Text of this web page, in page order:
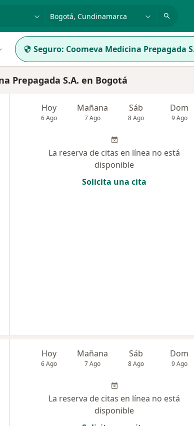
o nombre
p. ej. Bogotá
Seguro: Coomeva Medicina Prepagada
Prepagada S.A. en Bogotá
Hoy
6 Ago
Mañana
7 Ago
Sáb
8 Ago
Dom
9 Ago
La reserva de citas en línea no está
disponible
Solicita una cita
Hoy
6 Ago
Mañana
7 Ago
Sáb
8 Ago
Dom
9 Ago
La reserva de citas en línea no está
disponible